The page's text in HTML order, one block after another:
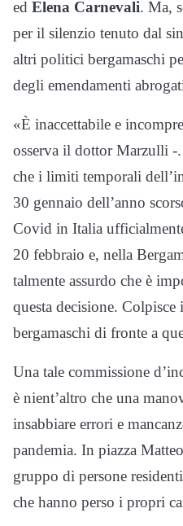
ed Elena Carnevali. Ma,
per il silenzio tenuto dal
altri politici bergamaschi
degli emendamenti
«È inaccettabile e
osserva il dottor Marzulli -
che i limiti temporali
30 gennaio dell’anno
Covid in Italia
20 febbraio e, nella
talmente assurdo che è
questa decisione.
bergamaschi di fronte a
Una tale commissione
è nient’altro che una
insabbiare errori e
pandemia. In piazza
gruppo di persone
che hanno perso i propri